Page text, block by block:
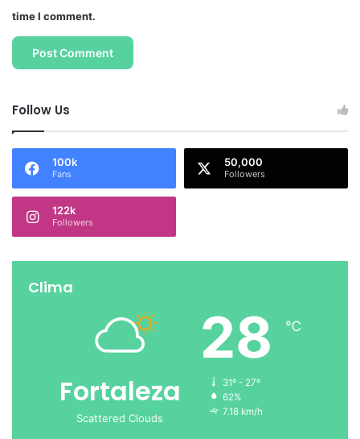
time I comment.
Follow Us
100k
Fans
50,000
Followers
122k
Followers
Clima
Fortaleza
Scattered Clouds
28 ℃
31º - 27º
62%
7.18 km/h